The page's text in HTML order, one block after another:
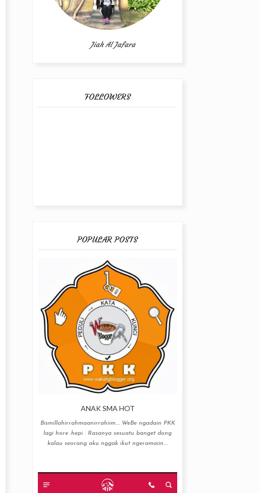
Jiah Al Jafara
FOLLOWERS
POPULAR POSTS
ANAK SMA HOT
Bismillahirrahmaanirrahiim…. WeBe ngadain PKK
lagi hore :hepi . Rasanya sesuatu banget dong
kalau seorang aku nggak ikut ngeramaiin....